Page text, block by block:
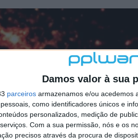
Damos valor à sua
parceiros armazenamos e/ou acedemos
como identificadores únicos e
personalizados, medição de
Com a sua permissão, nós e os
precisos através da procura de